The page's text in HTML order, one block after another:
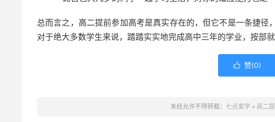
总而言之，高二提前参加高考是真实存在的，但它不是一条捷径
对于绝大多数学生来说，踏踏实实地完成高中三年的学业，按部
 赞(0)
未经允许不得转载： 七点爱学 » 高二